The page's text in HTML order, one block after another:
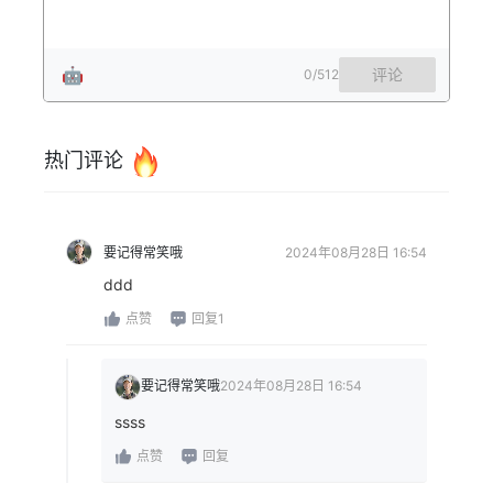
🤖 0/512 评论
热门评论
要记得常笑哦 2024年08月28日 16:54
ddd
点赞 回复1
要记得常笑哦2024年08月28日 16:54
ssss
点赞 回复